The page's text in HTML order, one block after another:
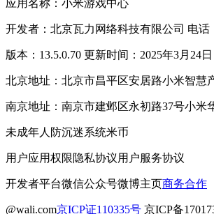
应用名称：小米游戏中心
开发者：北京瓦力网络科技有限公司 电话
版本：13.5.0.70 更新时间：2025年3月24日
北京地址：北京市昌平区安居路小米智慧
南京地址：南京市建邺区永初路37号小米
未成年人防沉迷系统米币
用户应用权限隐私协议用户服务协议
开发者平台微信公众号微博主页商务合作
@wali.com京ICP证110335号 京ICP备